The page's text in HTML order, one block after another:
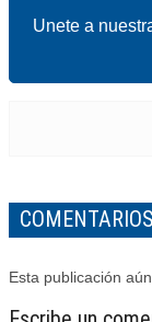
Unete a
COMENTARIOS
Esta publicación